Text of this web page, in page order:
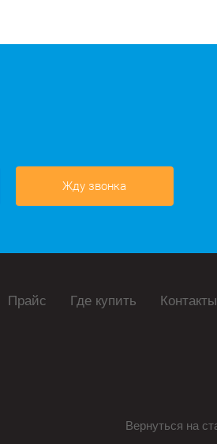
Жду звонка
Прайс Где купить Контакты
Вернуться на